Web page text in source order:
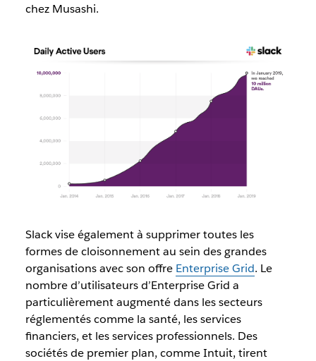
chez Musashi.
Slack vise également à supprimer toutes les
formes de cloisonnement au sein des grandes
organisations avec son offre Enterprise Grid. Le
nombre d’utilisateurs d’Enterprise Grid a
particulièrement augmenté dans les secteurs
réglementés comme la santé, les services
financiers, et les services professionnels. Des
sociétés de premier plan, comme Intuit, tirent